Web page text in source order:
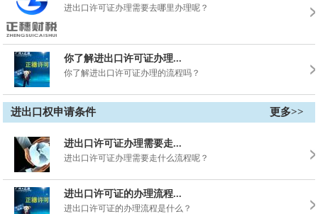
进出口许可证办理需要去哪里办理呢？
你了解进出口许可证办理...
你了解进出口许可证办理的流程吗？
进出口权申请条件 更多>>
进出口许可证办理需要走...
进出口许可证办理需要走什么流程呢？
进出口许可证的办理流程...
进出口许可证的办理流程是什么？